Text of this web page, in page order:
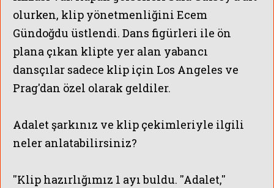
olurken, klip yönetmenliğini Ecem
Gündoğdu üstlendi. Dans figürleri ile ön
plana çıkan klipte yer alan yabancı
dansçılar sadece klip için Los Angeles ve
Prag'dan özel olarak geldiler.
Adalet şarkınız ve klip çekimleriyle ilgili
neler anlatabilirsiniz?
''Klip hazırlığımız 1 ayı buldu. ''Adalet,''